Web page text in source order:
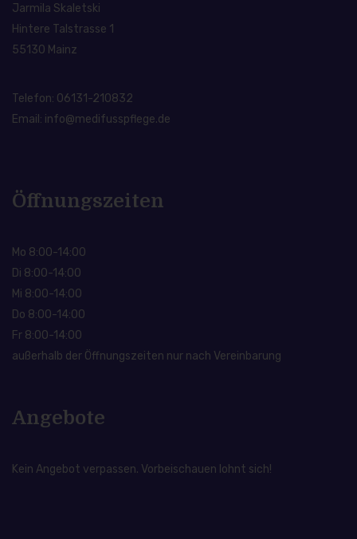
Jarmila Skaletski
Hintere Talstrasse 1
55130 Mainz
Telefon: 06131-210832
Email: info@medifusspflege.de
Öffnungszeiten
Mo 8:00-14:00
Di 8:00-14:00
Mi 8:00-14:00
Do 8:00-14:00
Fr 8:00-14:00
außerhalb der Öffnungszeiten nur nach Vereinbarung
Angebote
Kein Angebot verpassen. Vorbeischauen lohnt sich!